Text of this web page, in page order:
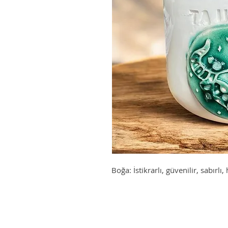
Boğa: İstikrarlı, güvenilir,